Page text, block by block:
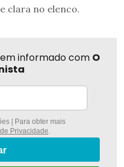
clara no elenco.
informado com O
| Para obter mais
Privacidade